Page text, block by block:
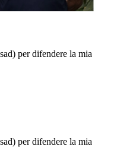
per difendere la mia
per difendere la mia